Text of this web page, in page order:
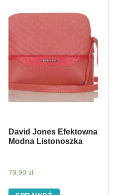
David Jones Efektowna
Modna Listonoszka
79,90 zł